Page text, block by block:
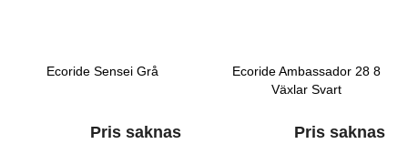
Ecoride Sensei Grå
Pris saknas
Ecoride Ambassador 28 8
Växlar Svart
Pris saknas